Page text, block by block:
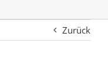
Zurück